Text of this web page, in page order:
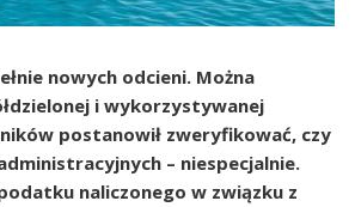
nowych odcieni. Można
i wykorzystywanej
postanowił zweryfikować, czy
– niespecjalnie.
naliczonego w związku z